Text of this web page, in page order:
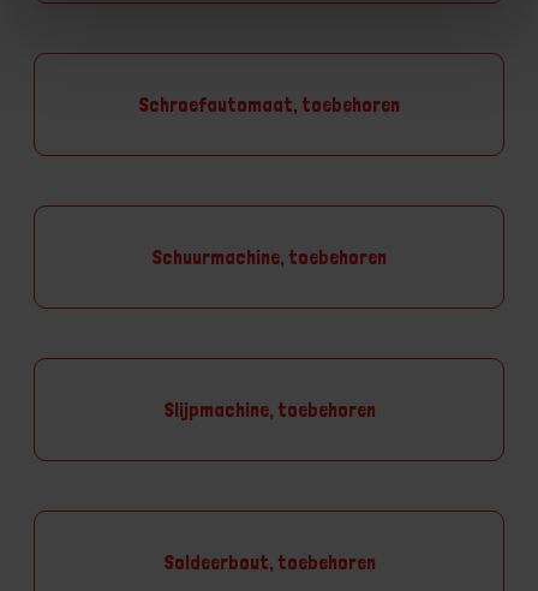
Schroefautomaat, toebehoren
Schuurmachine, toebehoren
Slijpmachine, toebehoren
Soldeerbout, toebehoren